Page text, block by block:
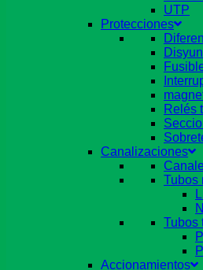
UTP
Protecciones
Relés
Canalizaciones
Tubos
Tubos
Accionamientos